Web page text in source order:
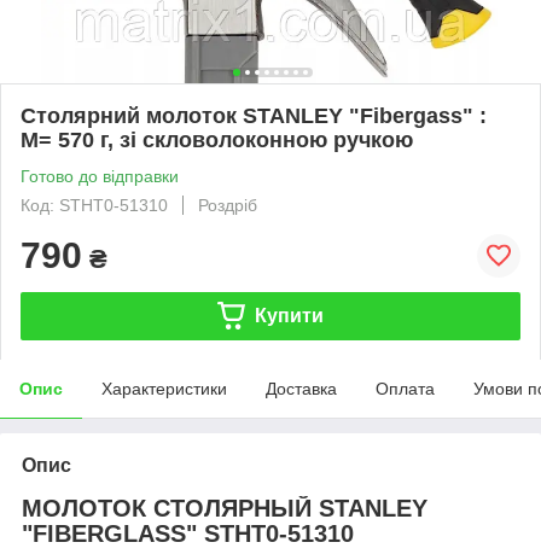
Столярний молоток STANLEY "Fibergass" :
M= 570 г, зі скловолоконною ручкою
Готово до відправки
Код: STHT0-51310
Роздріб
790 ₴
Купити
Опис Характеристики Доставка Оплата Умови
Опис
МОЛОТОК СТОЛЯРНЫЙ STANLEY
"FIBERGLASS" STHT0-51310